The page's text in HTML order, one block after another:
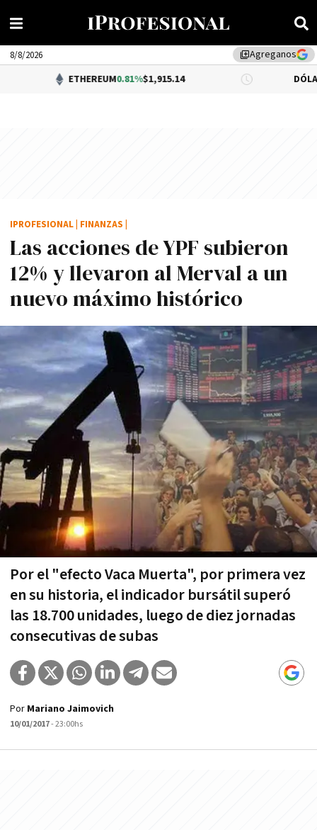
library_addAgreganos
8/8/2026
ETHEREUM0.81%$1,915.14 DÓLAR BNA
Las acciones de YPF subieron
12% y llevaron al Merval a un
nuevo máximo histórico
Por el "efecto Vaca Muerta", por primera vez
en su historia, el indicador bursátil superó
las 18.700 unidades, luego de diez jornadas
consecutivas de subas
IPROFESIONAL FINANZAS
Por Mariano Jaimovich
10/01/2017- 23:00hs